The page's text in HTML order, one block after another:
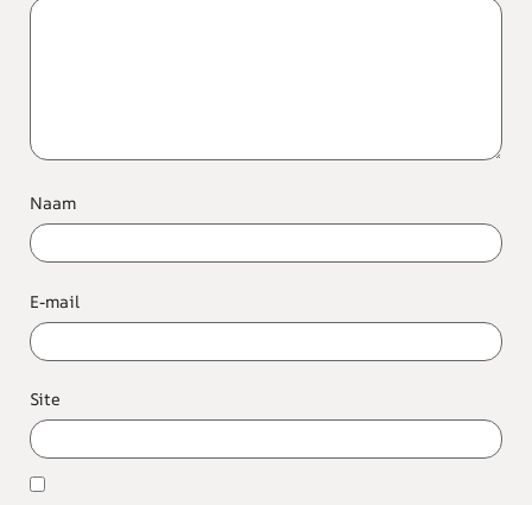
Naam
E-mail
Site